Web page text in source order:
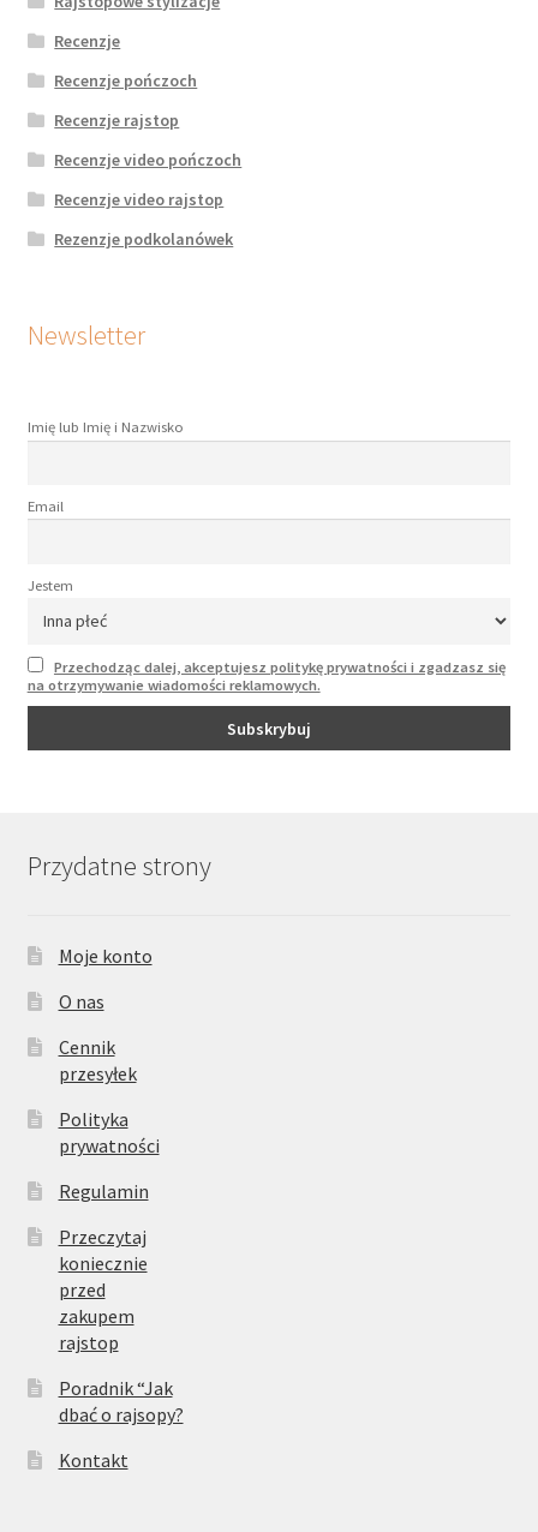
Recenzje
Recenzje pończoch
Recenzje rajstop
Recenzje video pończoch
Recenzje video rajstop
Rezenzje podkolanówek
Newsletter
Imię lub Imię i Nazwisko
Email
Jestem
Przechodząc dalej, akceptujesz politykę prywatności i zgadzasz się
na otrzymywanie wiadomości reklamowych.
Przydatne strony
Moje konto
O nas
Cennik
przesyłek
Polityka
prywatności
Regulamin
Przeczytaj
koniecznie
przed
zakupem
rajstop
Poradnik “Jak
dbać o rajsopy?
Kontakt